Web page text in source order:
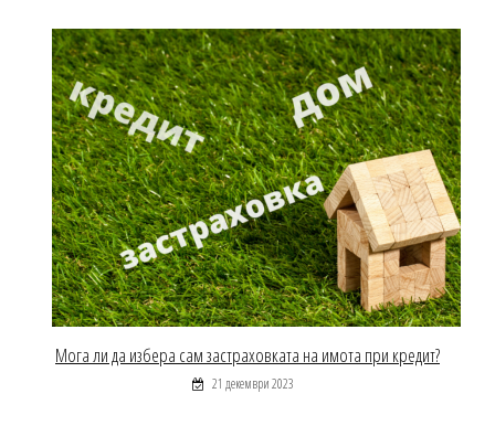
Мога ли да избера сам застраховката на имота при кредит?
21 декември 2023